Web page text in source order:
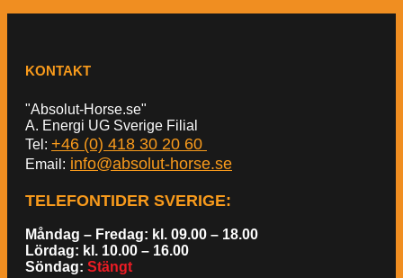
KONTAKT
"Absolut-Horse.se"
A. Energi UG Sverige Filial
Tel: +46 (0) 418 30 20 60
Email: info@absolut-horse.se
TELEFONTIDER SVERIGE:
Måndag – Fredag: kl. 09.00 – 18.00
Lördag: kl. 10.00 – 16.00
Söndag: Stängt